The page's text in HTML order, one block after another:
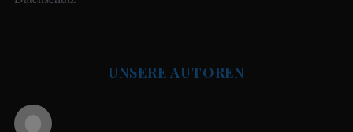
UNSERE AUTOREN